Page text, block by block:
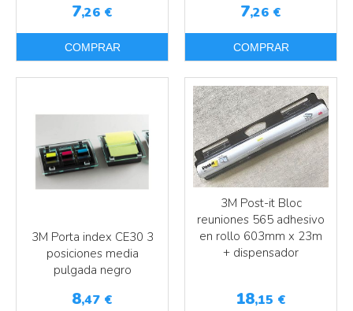
7,26 €
COMPRAR
7,26 €
COMPRAR
3M Porta index CE30 3
posiciones media
pulgada negro
8,47 €
3M Post-it Bloc
reuniones 565 adhesivo
en rollo 603mm x 23m
+ dispensador
18,15 €
Más info Más info